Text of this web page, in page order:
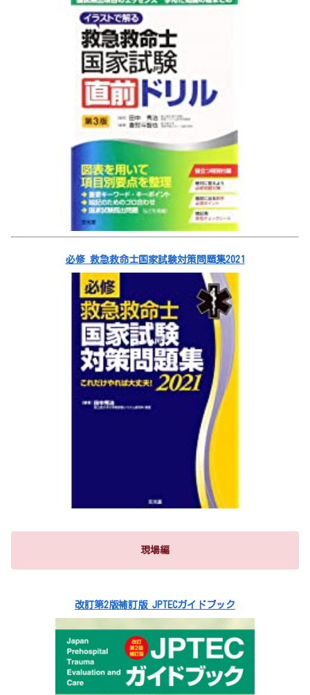
必修 救急救命士国家試験対策問題集2021
現場編
改訂第2版補訂版 JPTECガイドブック